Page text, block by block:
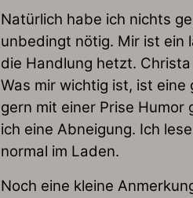
Natürlich habe ich nichts
unbedingt nötig. Mir ist ein
die Handlung hetzt.
Was mir wichtig ist, ist eine
gern mit einer Prise
ich eine Abneigung. Ich
normal im Laden.
Noch eine kleine